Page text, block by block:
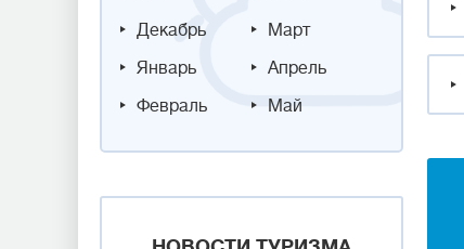
Декабрь
Январь
Февраль
Март
Апрель
Май